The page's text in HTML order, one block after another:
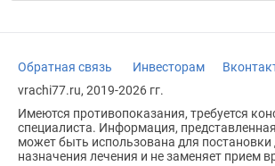
Обратная связь Инвесторам
vrachi77.ru, 2019-2026 гг.
Имеются противопоказания, требуется
специалиста. Информация,
может быть использована для постановки
назначения лечения и не заменяет прием